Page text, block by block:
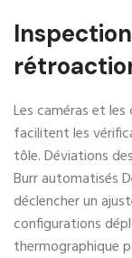
Les caméras et
facilitent les
tôle. Déviations
Burr automatisés
déclencher un
configurations
thermographique